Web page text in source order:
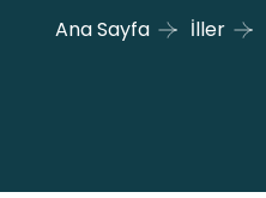
Ana Sayfa İller